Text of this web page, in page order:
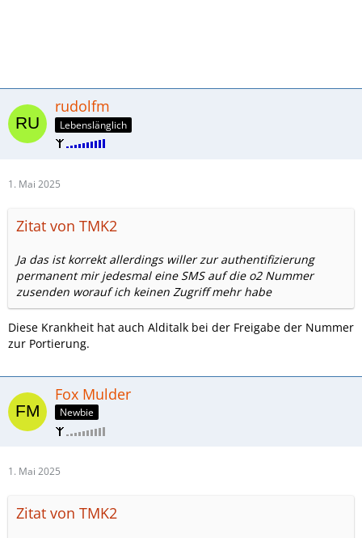
rudolfm
Lebenslänglich
1. Mai 2025
Zitat von TMK2
Ja das ist korrekt allerdings willer zur authentifizierung
permanent mir jedesmal eine SMS auf die o2 Nummer
zusenden worauf ich keinen Zugriff mehr habe
Diese Krankheit hat auch Alditalk bei der Freigabe der Nummer
zur Portierung.
Fox Mulder
Newbie
1. Mai 2025
Zitat von TMK2